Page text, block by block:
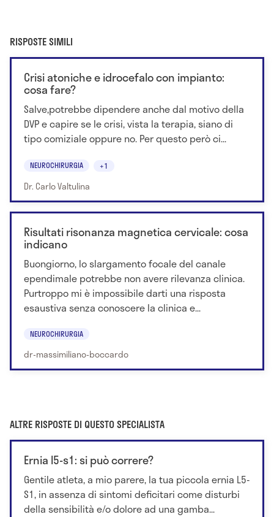
RISPOSTE SIMILI
Crisi atoniche e idrocefalo con impianto:
cosa fare?
Salve,potrebbe dipendere anche dal motivo della
DVP e capire se le crisi, vista la terapia, siano di
tipo comiziale oppure no. Per questo però ci...
NEUROCHIRURGIA +1
Dr. Carlo Valtulina
Risultati risonanza magnetica cervicale: cosa
indicano
Buongiorno, lo slargamento focale del canale
ependimale potrebbe non avere rilevanza clinica.
Purtroppo mi è impossibile darti una risposta
esaustiva senza conoscere la clinica e...
NEUROCHIRURGIA
dr-massimiliano-boccardo
ALTRE RISPOSTE DI QUESTO SPECIALISTA
Ernia l5-s1: si può correre?
Gentile atleta, a mio parere, la tua piccola ernia L5-
S1, in assenza di sintomi deficitari come disturbi
della sensibilità e/o dolore ad una gamba...